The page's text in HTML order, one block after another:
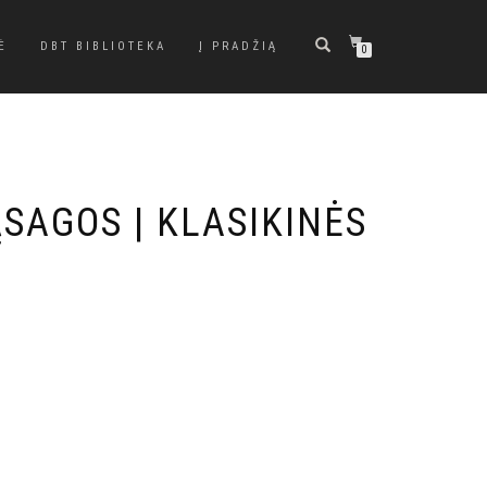
DBT BIBLIOTEKA Į PRADŽIĄ 0
| KLASIKINĖS